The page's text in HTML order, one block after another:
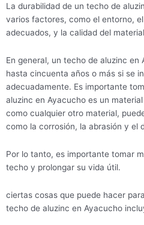
La durabilidad de un techo de
varios factores, como el entorno,
adecuados, y la calidad del
En general, un techo de aluzinc en
hasta cincuenta años o más si se
adecuadamente. Es importante
aluzinc en Ayacucho es un
como cualquier otro material,
como la corrosión, la abrasión y el
Por lo tanto, es importante tomar
techo y prolongar su vida útil.
ciertas cosas que puede hacer
techo de aluzinc en Ayacucho